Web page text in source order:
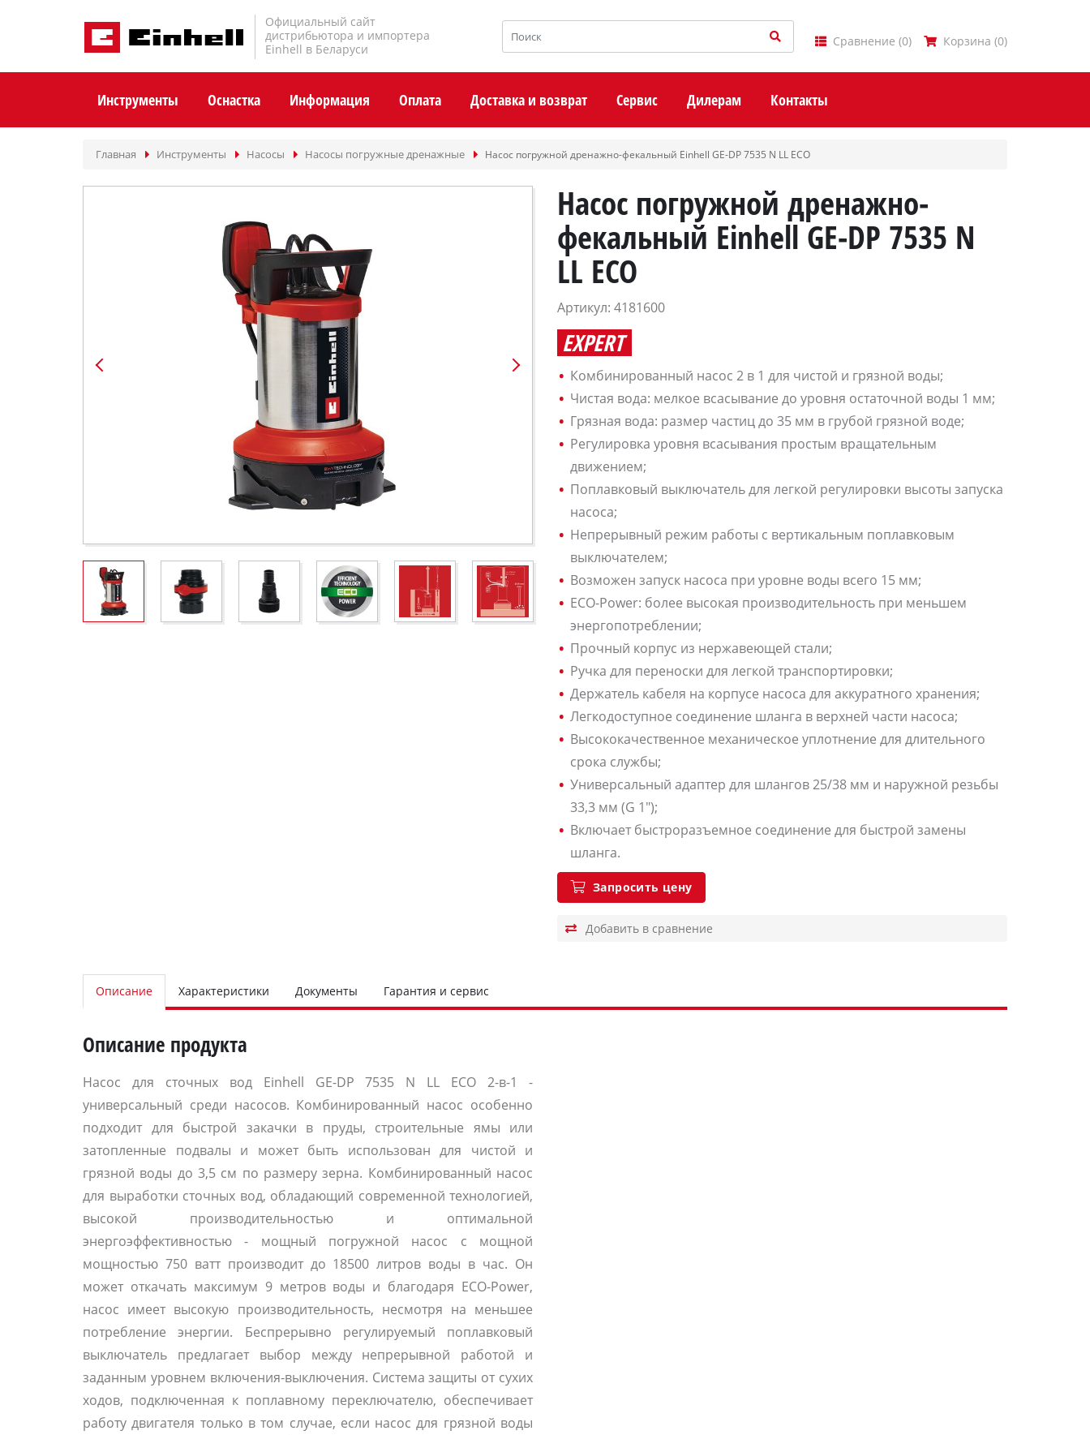
Официальный сайт
дистрибьютора и импортера
Einhell в Беларуси
Инструменты Оснастка Информация Оплата Доставка и возврат Сервис Дилерам Контакты
Сравнение (0) Корзина (0)
Главная Инструменты Насосы Насосы погружные дренажные Насос погружной дренажно-фекальный Einhell GE-DP 7535 N LL ECO
Насос погружной дренажно-
фекальный Einhell GE-DP 7535 N
LL ECO
Артикул: 4181600
EXPERT
Комбинированный насос 2 в 1 для чистой и грязной воды;
Чистая вода: мелкое всасывание до уровня остаточной воды 1 мм;
Грязная вода: размер частиц до 35 мм в грубой грязной воде;
Регулировка уровня всасывания простым вращательным
движением;
Поплавковый выключатель для легкой регулировки высоты запуска
насоса;
Непрерывный режим работы с вертикальным поплавковым
выключателем;
Возможен запуск насоса при уровне воды всего 15 мм;
ECO-Power: более высокая производительность при меньшем
энергопотреблении;
Прочный корпус из нержавеющей стали;
Ручка для переноски для легкой транспортировки;
Держатель кабеля на корпусе насоса для аккуратного хранения;
Легкодоступное соединение шланга в верхней части насоса;
Высококачественное механическое уплотнение для длительного
срока службы;
Универсальный адаптер для шлангов 25/38 мм и наружной резьбы
33,3 мм (G 1");
Включает быстроразъемное соединение для быстрой замены
шланга.
Запросить цену
Описание Характеристики Документы Гарантия и сервис
Описание продукта
Насос для сточных вод Einhell GE-DP 7535 N LL ECO 2-в-1 -
универсальный среди насосов. Комбинированный насос особенно
подходит для быстрой закачки в пруды, строительные ямы или
затопленные подвалы и может быть использован для чистой и
грязной воды до 3,5 см по размеру зерна. Комбинированный насос
для выработки сточных вод, обладающий современной технологией,
высокой производительностью и оптимальной
энергоэффективностью - мощный погружной насос с мощной
мощностью 750 ватт производит до 18500 литров воды в час. Он
может откачать максимум 9 метров воды и благодаря ECO-Power,
насос имеет высокую производительность, несмотря на меньшее
потребление энергии. Беспрерывно регулируемый поплавковый
выключатель предлагает выбор между непрерывной работой и
заданным уровнем включения-выключения. Система защиты от сухих
ходов, подключенная к поплавному переключателю, обеспечивает
работу двигателя только в том случае, если насос для грязной воды